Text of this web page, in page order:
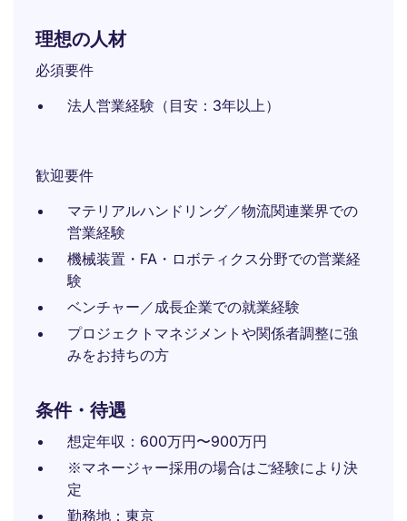
理想の人材
必須要件
法人営業経験（目安：3年以上）
歓迎要件
マテリアルハンドリング／物流関連業界での
営業経験
機械装置・FA・ロボティクス分野での営業経
験
ベンチャー／成長企業での就業経験
プロジェクトマネジメントや関係者調整に強
みをお持ちの方
条件・待遇
想定年収：600万円〜900万円
※マネージャー採用の場合はご経験により決
定
勤務地：東京